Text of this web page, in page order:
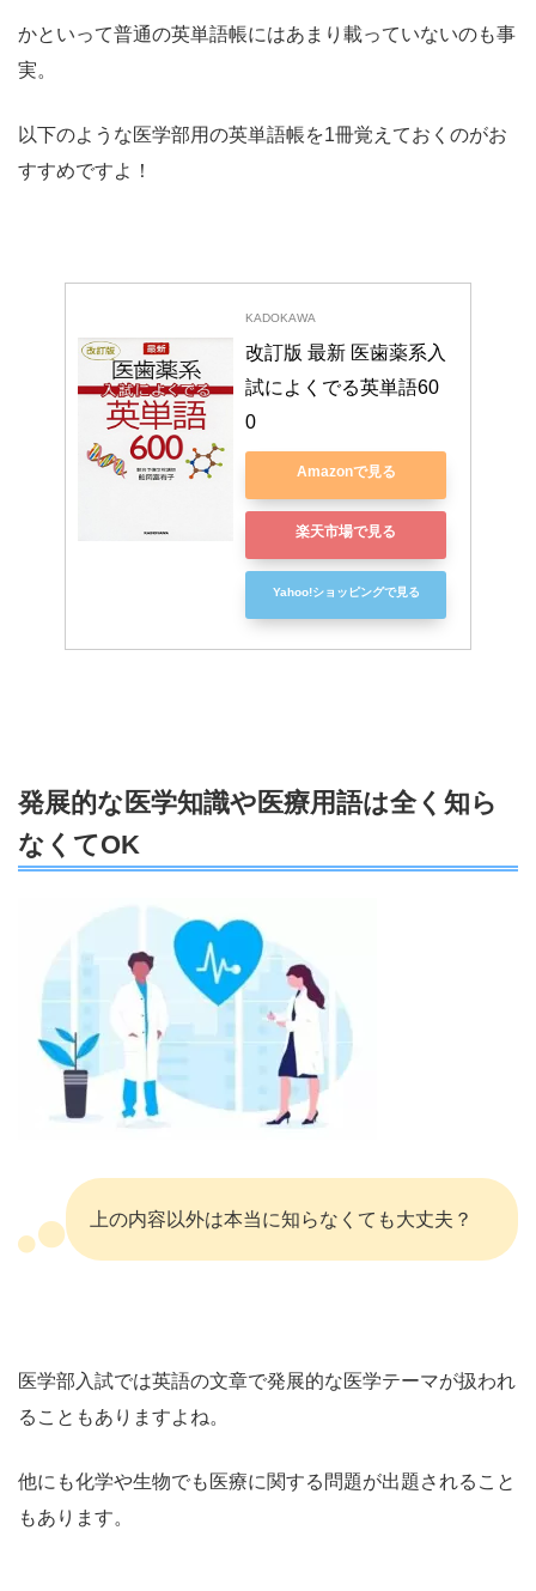
かといって普通の英単語帳にはあまり載っていないのも事
実。
以下のような医学部用の英単語帳を1冊覚えておくのがお
すすめですよ！
KADOKAWA
改訂版 最新 医歯薬系入
試によくでる英単語60
0
Amazonで見る
楽天市場で見る
Yahoo!ショッピングで見る
発展的な医学知識や医療用語は全く知ら
なくてOK
上の内容以外は本当に知らなくても大丈夫？
医学部入試では英語の文章で発展的な医学テーマが扱われ
ることもありますよね。
他にも化学や生物でも医療に関する問題が出題されること
もあります。